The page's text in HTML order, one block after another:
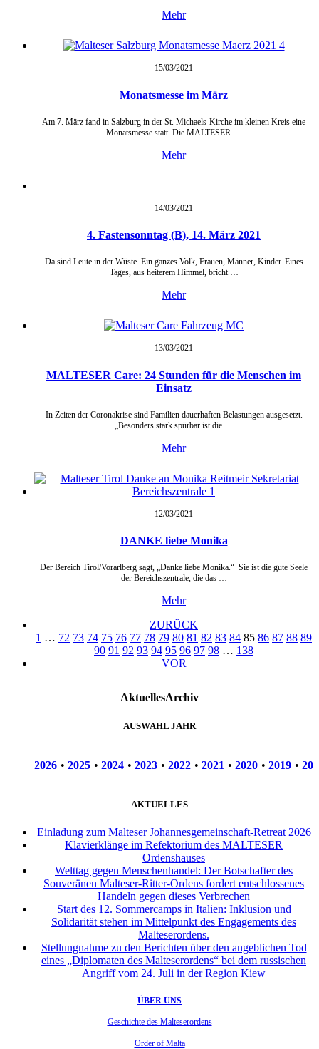
Mehr
15/03/2021
Monatsmesse im März
Am 7. März fand in Salzburg in der St. Michaels-Kirche im kleinen Kreis eine
Monatsmesse statt. Die MALTESER …
Mehr
14/03/2021
4. Fastensonntag (B), 14. März 2021
Da sind Leute in der Wüste. Ein ganzes Volk, Frauen, Männer, Kinder. Eines
Tages, aus heiterem Himmel, bricht …
Mehr
13/03/2021
MALTESER Care: 24 Stunden für die Menschen im
Einsatz
In Zeiten der Coronakrise sind Familien dauerhaften Belastungen ausgesetzt.
„Besonders stark spürbar ist die …
Mehr
12/03/2021
DANKE liebe Monika
Der Bereich Tirol/Vorarlberg sagt, „Danke liebe Monika.“ Sie ist die gute Seele
der Bereichszentrale, die das …
Mehr
ZURÜCK
1 … 72 73 74 75 76 77 78 79 80 81 82 83 84 85 86 87 88 89
90 91 92 93 94 95 96 97 98 … 138
VOR
AktuellesArchiv
AUSWAHL JAHR
2026 • 2025 • 2024 • 2023 • 2022 • 2021 • 2020 • 2019 •
AKTUELLES
Einladung zum Malteser Johannesgemeinschaft-Retreat 2026
Klavierklänge im Refektorium des MALTESER
Ordenshauses
Welttag gegen Menschenhandel: Der Botschafter des
Souveränen Malteser-Ritter-Ordens fordert entschlossenes
Handeln gegen dieses Verbrechen
Start des 12. Sommercamps in Italien: Inklusion und
Solidarität stehen im Mittelpunkt des Engagements des
Malteserordens.
Stellungnahme zu den Berichten über den angeblichen Tod
eines „Diplomaten des Malteserordens“ bei dem russischen
Angriff vom 24. Juli in der Region Kiew
ÜBER UNS
Geschichte des Malteserordens
Order of Malta